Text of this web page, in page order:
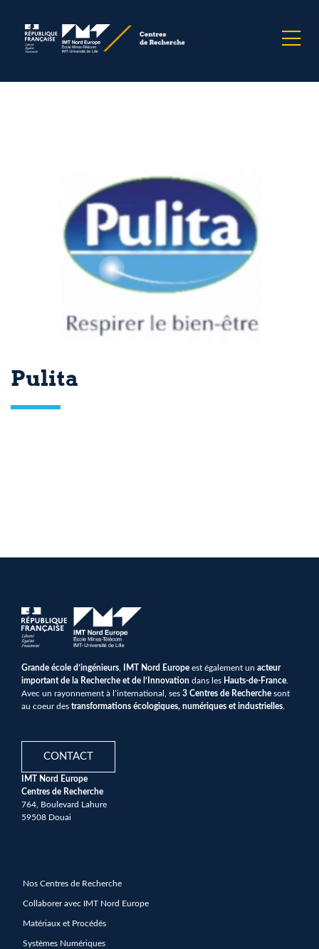
Pulita
Grande école d’ingénieurs IMT Nord Europe est également un acteur
important de la Recherche et de l’Innovation dans les Hauts-de-France
Avec un rayonnement à l’international, ses 3 Centres de Recherche sont
au coeur des transformations écologiques, numériques et industrielles
CONTACT
IMT Nord Europe
Centres de Recherche
764, Boulevard Lahure
59508 Douai
Nos Centres de Recherche
Collaborer avec IMT Nord Europe
Matériaux et Procédés
Systèmes Numériques